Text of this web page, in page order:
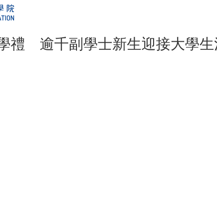
禮 逾千副學士新生迎接大學